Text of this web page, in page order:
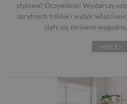
stylowe? Oczywiście! Wystarczy
sprytnych trików i wybór
stały się zarówno
WIĘCEJ